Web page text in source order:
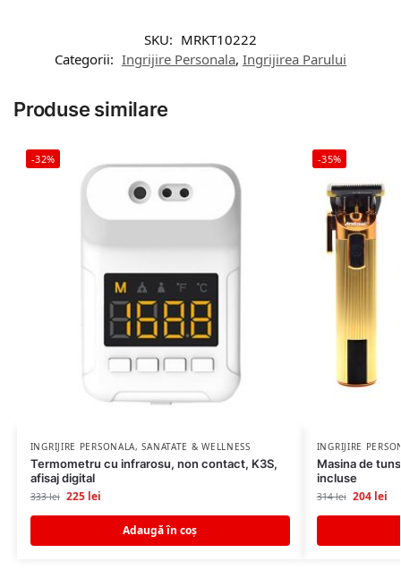
SKU: MRKT10222
Categorii: Ingrijire Personala, Ingrijirea Parului
Produse similare
-32%
INGRIJIRE PERSONALA,SANATATE & WELLNESS
Termometru cu infrarosu, non contact, K3S,
afisaj digital
333lei 225 lei
Adaugă în coș
-35%
INGRIJIRE
Masina de
incluse
314lei 204 lei